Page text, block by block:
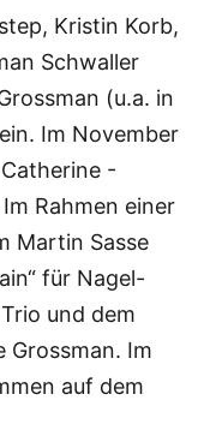
Kristin Korb,
Schwaller
(u.a. in
Im November
-
Rahmen einer
Martin Sasse
für Nagel-
und dem
Grossman. Im
auf dem